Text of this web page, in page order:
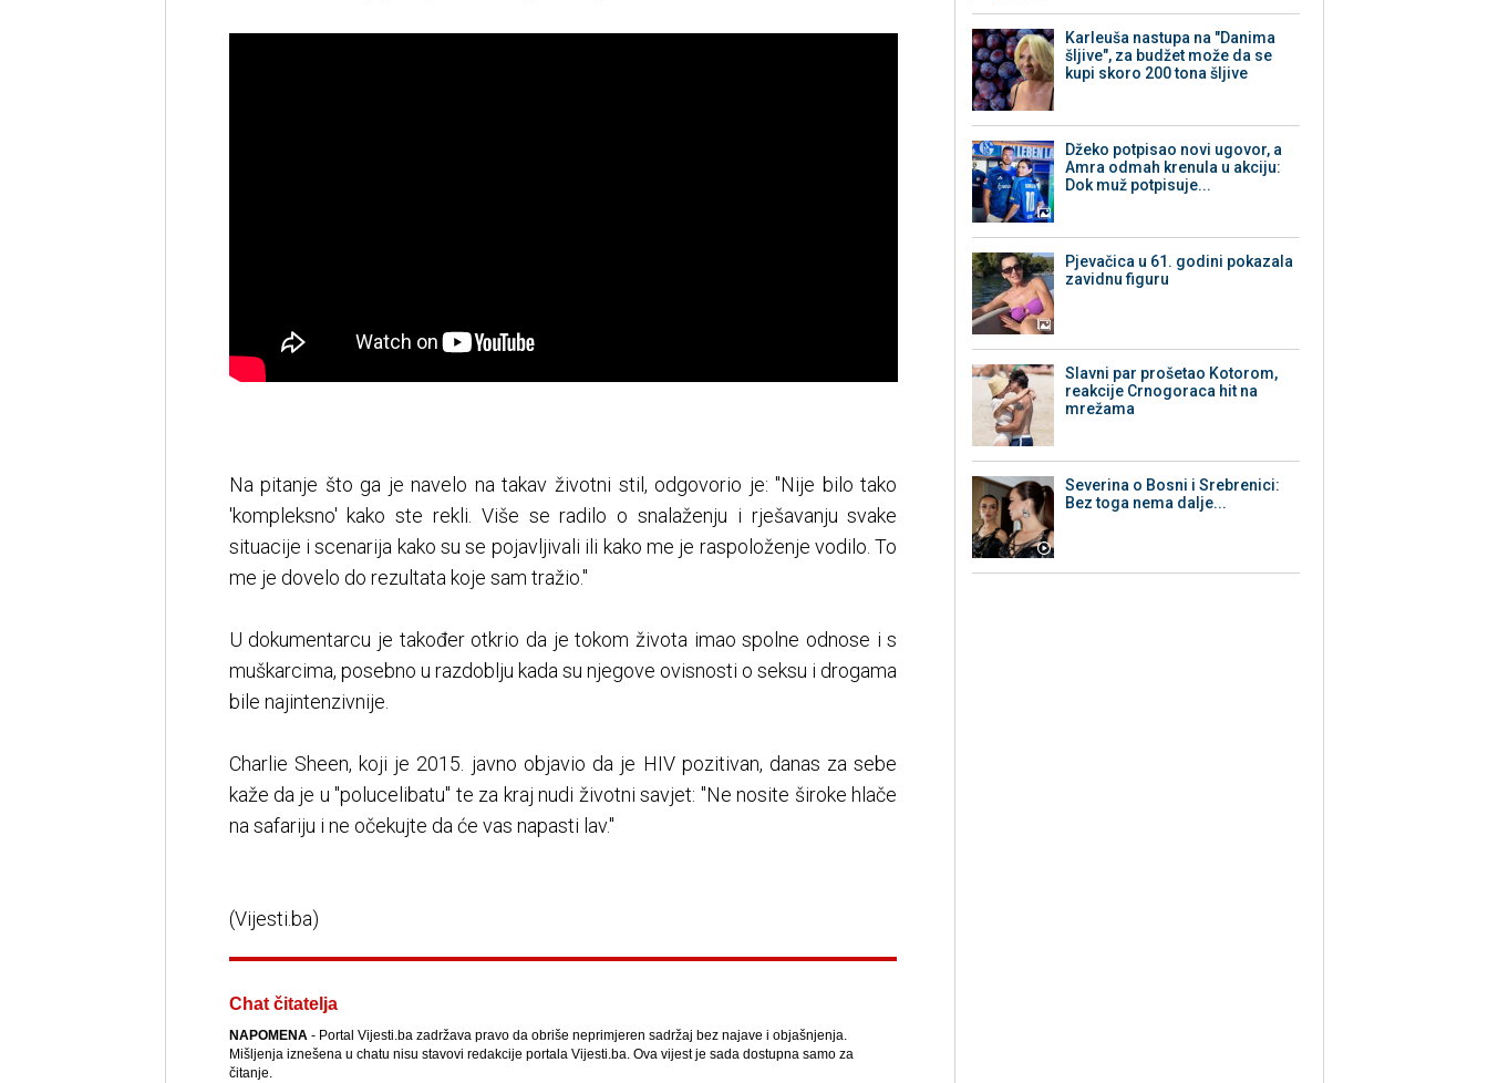
Na pitanje što ga je navelo na takav životni stil, odgovorio je: "Nije bilo tako
'kompleksno' kako ste rekli. Više se radilo o snalaženju i rješavanju svake
situacije i scenarija kako su se pojavljivali ili kako me je raspoloženje vodilo. To
me je dovelo do rezultata koje sam tražio."
U dokumentarcu je također otkrio da je tokom života imao spolne odnose i s
muškarcima, posebno u razdoblju kada su njegove ovisnosti o seksu i drogama
bile najintenzivnije.
Charlie Sheen, koji je 2015. javno objavio da je HIV pozitivan, danas za sebe
kaže da je u "polucelibatu" te za kraj nudi životni savjet: "Ne nosite široke hlače
na safariju i ne očekujte da će vas napasti lav."
(Vijesti.ba)
Chat čitatelja
NAPOMENA- Portal Vijesti.ba zadržava pravo da obriše neprimjeren sadržaj bez najave i objašnjenja.
Mišljenja iznešena u chatu nisu stavovi redakcije portala Vijesti.ba. Ova vijest je sada dostupna samo za
čitanje.
Karleuša nastupa na "Danima
šljive", za budžet može da se
kupi skoro 200 tona šljive
Džeko potpisao novi ugovor, a
Amra odmah krenula u akciju:
Dok muž potpisuje...
Pjevačica u 61. godini pokazala
zavidnu figuru
Slavni par prošetao Kotorom,
reakcije Crnogoraca hit na
mrežama
Severina o Bosni i Srebrenici:
Bez toga nema dalje...